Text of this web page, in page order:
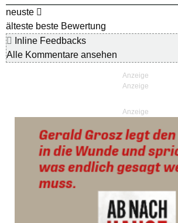
neuste
älteste beste Bewertung
Inline Feedbacks
Alle Kommentare ansehen
Anzeige